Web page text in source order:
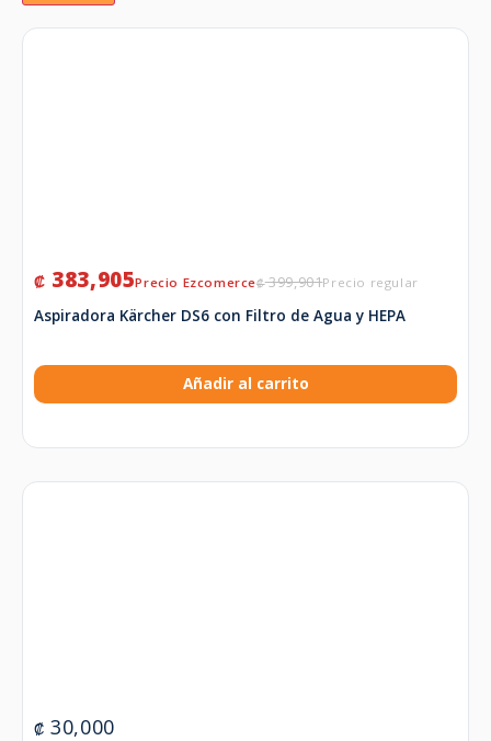
₡399,901
₡ 383,905
Aspiradora Kärcher DS6 con Filtro de Agua y HEPA
Añadir al carrito
₡ 30,000